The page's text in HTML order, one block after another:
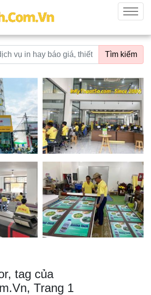
Menu
Tìm kiếm
tag của
Trang 1